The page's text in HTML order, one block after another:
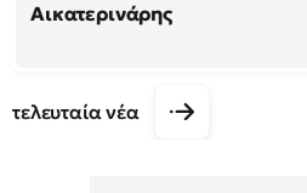
Αικατερινάρης
τελευταία νέα